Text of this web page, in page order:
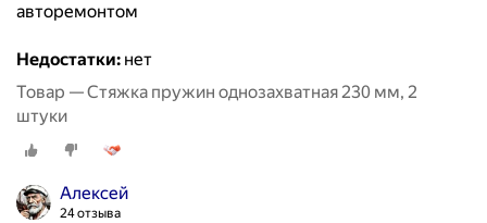
авторемонтом
Недостатки: нет
Товар — Стяжка пружин однозахватная 230 мм, 2
штуки
Алексей
24 отзыва